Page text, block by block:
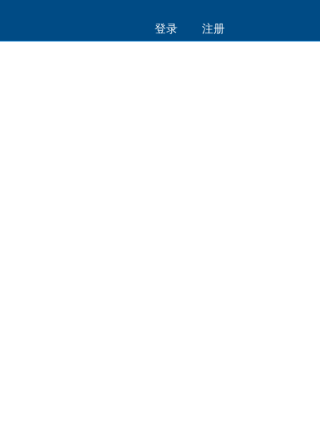
登录 注册